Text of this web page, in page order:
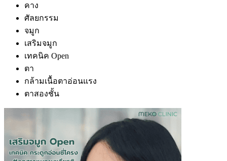
คาง
ศัลยกรรม
จมูก
เสริมจมูก
เทคนิค Open
ตา
กล้ามเนื้อตาอ่อนแรง
ตาสองชั้น